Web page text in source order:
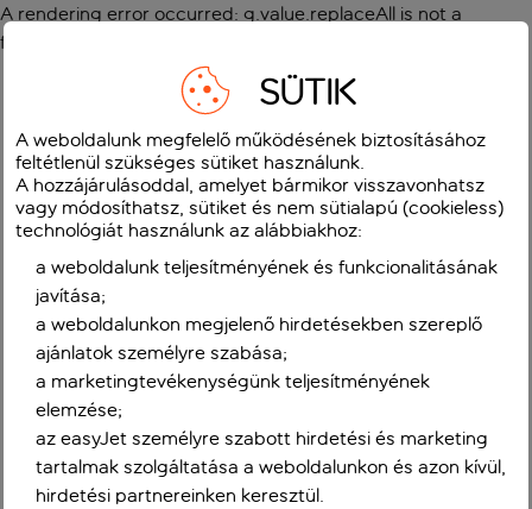
A rendering error occurred: g.value.replaceAll is not a
function
SÜTIK
A weboldalunk megfelelő működésének biztosításához
feltétlenül szükséges sütiket használunk.
A hozzájárulásoddal, amelyet bármikor visszavonhatsz
vagy módosíthatsz, sütiket és nem sütialapú (cookieless)
technológiát használunk az alábbiakhoz:
a weboldalunk teljesítményének és funkcionalitásának
javítása;
a weboldalunkon megjelenő hirdetésekben szereplő
ajánlatok személyre szabása;
a marketingtevékenységünk teljesítményének
elemzése;
az easyJet személyre szabott hirdetési és marketing
tartalmak szolgáltatása a weboldalunkon és azon kívül,
hirdetési partnereinken keresztül.